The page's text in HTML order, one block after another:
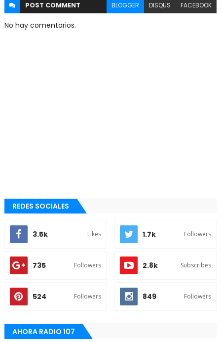
POST COMMENT BLOGGER DISQUS FACEBOOK
No hay comentarios.
REDES SOCIALES
3.5k Likes 1.7k Followers
735 Followers 2.8k Subscribes
524 Followers 849 Followers
AHORA RADIO 107